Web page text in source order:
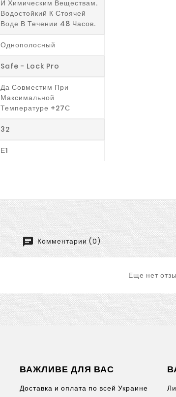
И Химическим Веществам.
Водостойкий К Стоячей
Воде В Течении 48 Часов.
Однополосный
Safe - Lock Pro
Да Совместим При
Максимальной
Температуре +27С
32
Е1
Комментарии (0)
Еще нет
ВАЖЛИВЕ ДЛЯ ВАС
Доставка и оплата по всей Украине